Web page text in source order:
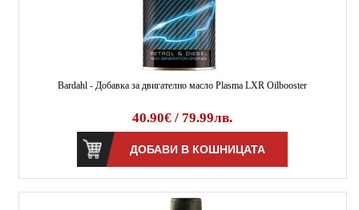
Bardahl - Добавка за двигателно масло Plasma LXR Oilbooster
40.90€ / 79.99лв.